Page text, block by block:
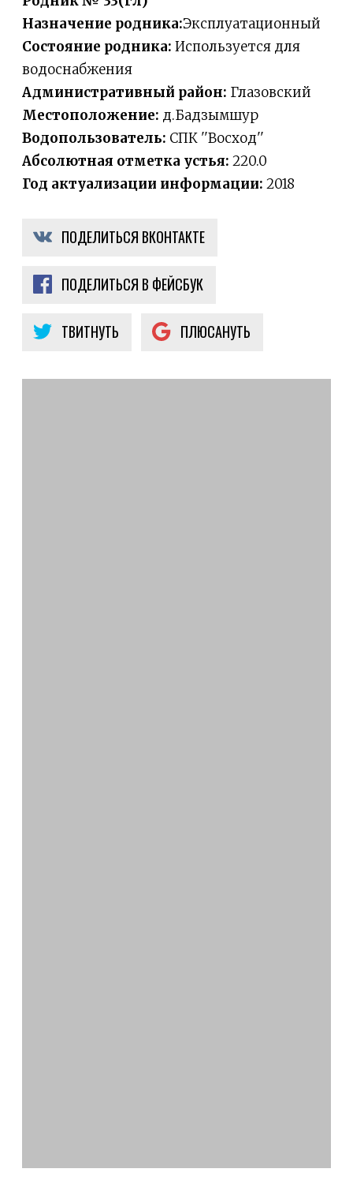
Назначение родника:Эксплуатационный
Состояние родника: Используется для
водоснабжения
Административный район: Глазовский
Местоположение: д.Бадзымшур
Водопользователь: СПК ''Восход''
Абсолютная отметка устья: 220.0
Год актуализации информации: 2018
ПОДЕЛИТЬСЯ ВКОНТАКТЕ
ПОДЕЛИТЬСЯ В ФЕЙСБУК
ТВИТНУТЬ ПЛЮСАНУТЬ